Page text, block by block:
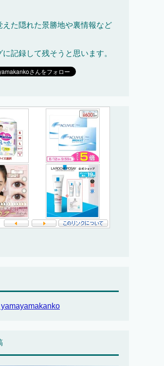
えた隠れた景勝地や裏情報など
に記録して残そうと思います。